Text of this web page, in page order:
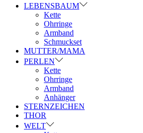
LEBENSBAUM
Kette
Ohrringe
Armband
Schmuckset
MUTTER/MAMA
PERLEN
Kette
Ohrringe
Armband
Anhänger
STERNZEICHEN
THOR
WELT